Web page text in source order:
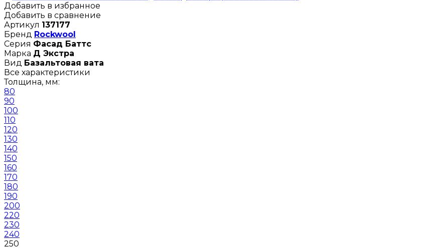
Добавить в избранное
Добавить в сравнение
Артикул 137177
Бренд Rockwool
Серия Фасад Баттс
Марка Д Экстра
Вид Базальтовая вата
Все характеристики
Толщина, мм:
80
90
100
110
120
130
140
150
160
170
180
190
200
220
230
240
250